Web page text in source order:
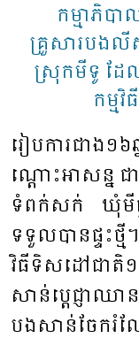
កម្មាភិប
គ្រួសារបង
ស្រុកមីទូ ដែ
កម្ម
រៀប​ការ​ជាង​១
ណ្តោះ​អា​សន្ន
ទំ​ពក់​សក់​ ឃុំ​មី​ធ្
ទទួល​បាន​ផ្ទះ​ថ្មី
វិធី​ទិស​ដៅ​ជាតិ​
សាន់​ប្តេជ្ញា​ឈ
បង​សាន់​ចែក​រំ